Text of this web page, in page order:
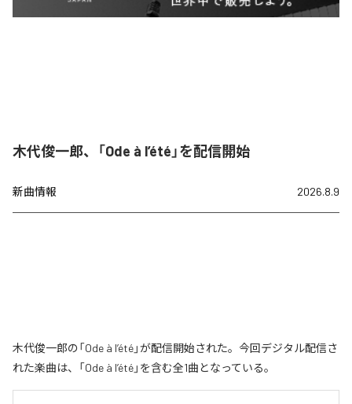
木代俊一郎、「Ode à l’été」を配信開始
新曲情報 2026.8.9
木代俊一郎の「Ode à l’été」が配信開始された。今回デジタル配信さ
れた楽曲は、「Ode à l’été」を含む全1曲となっている。